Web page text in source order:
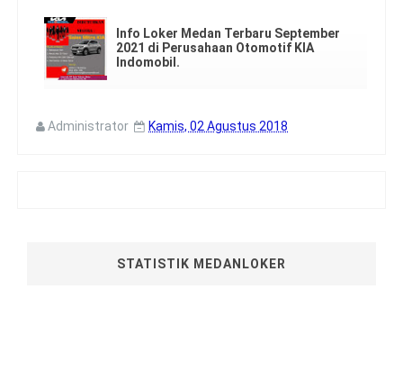
Info Loker Medan Terbaru September
2021 di Perusahaan Otomotif KIA
Indomobil.
Administrator Kamis, 02 Agustus 2018
STATISTIK MEDANLOKER